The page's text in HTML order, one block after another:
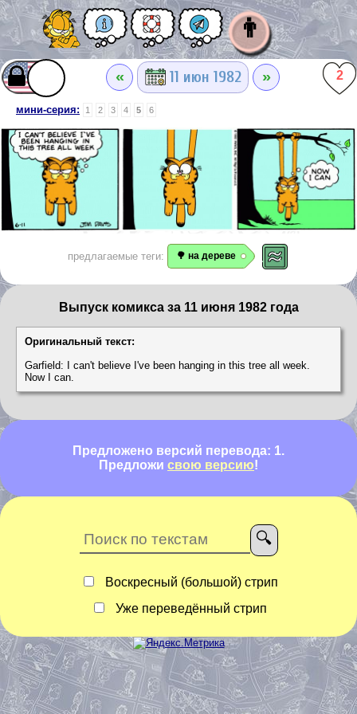
👨
« 11 июн 1982 » 2
мини-серия: 1 2 3 4 5 6
предлагаемые теги: 🌳 на дереве
Выпуск комикса за 11 июня 1982 года
Оригинальный текст:
Garfield: I can't believe I've been hanging in this tree all week.
Now I can.
Предложено версий перевода: 1.
Предложи свою версию!
Воскресный (большой) стрип
Уже переведённый стрип